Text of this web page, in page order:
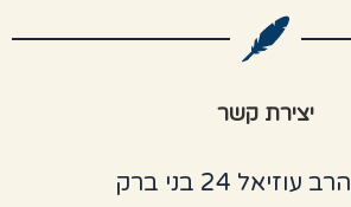
יצירת קשר
הרב עוזיאל 24 בני ברק